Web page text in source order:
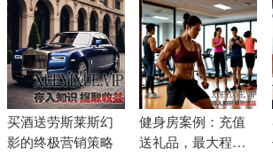
买酒送劳斯莱斯幻
影的终极营销策略
健身房案例：充值
送礼品，最大程度